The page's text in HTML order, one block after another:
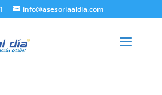
info@asesoriaaldia.com